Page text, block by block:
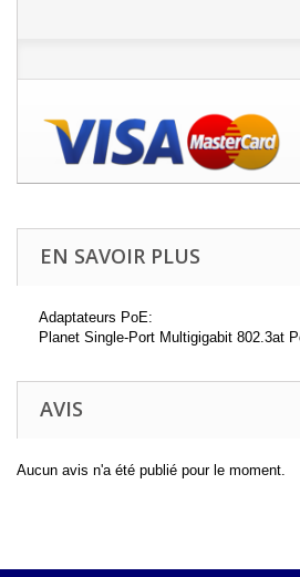
EN SAVOIR PLUS
Adaptateurs PoE:
Planet Single-Port Multigigabit 802.3at
AVIS
Aucun avis n'a été publié pour le moment.